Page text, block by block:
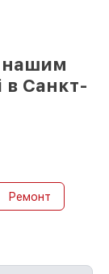
нашим
Санкт-
Ремонт